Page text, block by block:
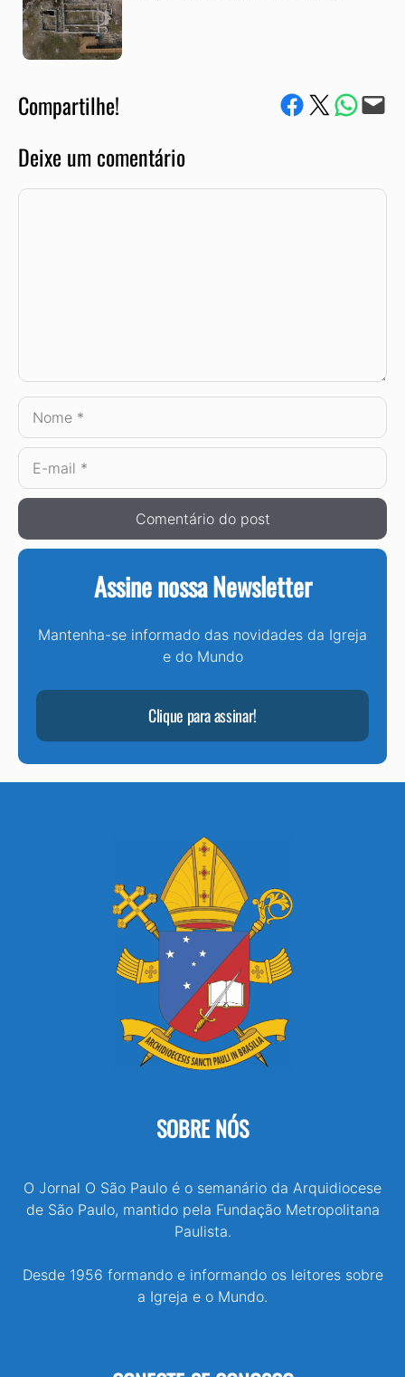
Compartilhe! Compartilhe no Facebook
Compartilhe no Twitter
Compartile via
Envie via e-mail
Deixe um comentário
Comentário
Nome
E-
mail
Assine nossa Newsletter
Mantenha-se informado das novidades da Igreja
e do Mundo
Clique para assinar!
SOBRE NÓS
O Jornal O São Paulo é o semanário da Arquidiocese
de São Paulo, mantido pela Fundação Metropolitana
Paulista.
Desde 1956 formando e informando os leitores sobre
a Igreja e o Mundo.